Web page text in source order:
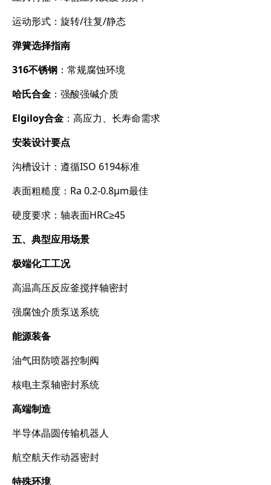
运动形式：旋转/往复/静态
弹簧选择指南
316不锈钢 ​：常规腐蚀环境
哈氏合金 ​：强酸强碱介质
Elgiloy合金 ​：高应力、长寿命需求
安装设计要点
沟槽设计：遵循ISO 6194标准
表面粗糙度：Ra 0.2-0.8μm最佳
硬度要求：轴表面HRC≥45
五、典型应用场景
极端化工工况
高温高压反应釜搅拌轴密封
强腐蚀介质泵送系统
能源装备
油气田防喷器控制阀
核电主泵轴密封系统
高端制造
半导体晶圆传输机器人
航空航天作动器密封
特殊环境